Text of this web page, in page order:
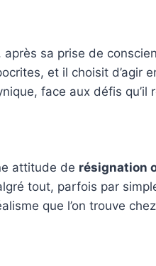
sa prise de
et il choisit
face aux défis qu’il
attitude de résignation
tout, parfois par
que l’on trouve